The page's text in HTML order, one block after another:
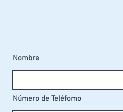
Nombre
Número de Teléfomo